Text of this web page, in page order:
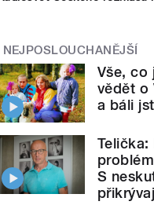
NEJPOSLOUCHANĚJŠÍ
Vše, co
vědět o
a báli
Telička:
S